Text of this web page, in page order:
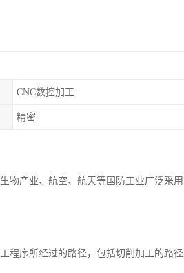
CNC数控加工
精密
物产业、航空、航天等国防工业广泛采
序所经过的路径，包括切削加工的路径